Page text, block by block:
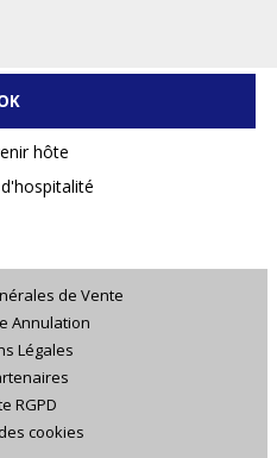
hôte
de Vente
Annulation
Légales
RGPD
cookies